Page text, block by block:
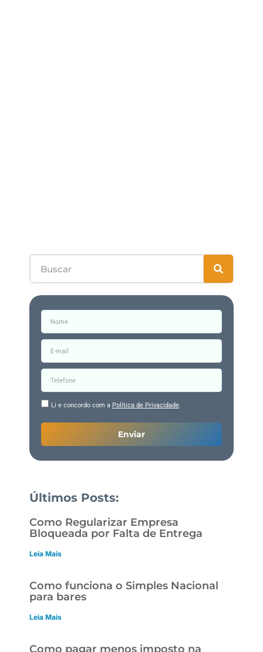
Li e concordo com a Política de Privacidade.
Enviar
Últimos Posts:
Como Regularizar Empresa
Bloqueada por Falta de Entrega
Leia Mais
Como funciona o Simples Nacional
para bares
Leia Mais
Como pagar menos imposto na